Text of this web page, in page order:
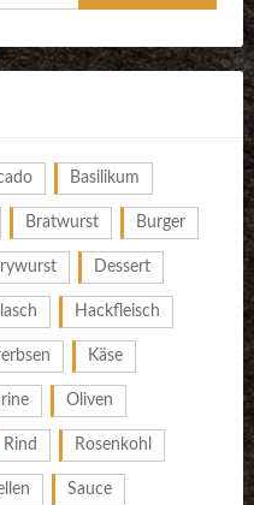
Basilikum
Bratwurst Burger
Dessert
Hackfleisch
Käse
Oliven
Rind Rosenkohl
Sauce